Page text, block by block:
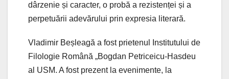
dârzenie și caracter, o probă a rezistenței și a
perpetuării adevărului prin expresia literară.
Vladimir Beșleagă a fost prietenul Institutului de
Filologie Română „Bogdan Petriceicu-Hasdeu
al USM. A fost prezent la evenimente, la